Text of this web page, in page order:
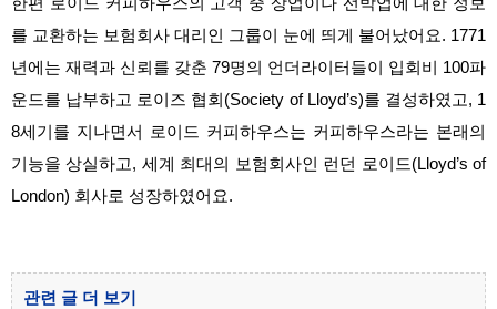
한편 로이드 커피하우스의 고객 중 상업이나 선박업에 대한 정보
를 교환하는 보험회사 대리인 그룹이 눈에 띄게 불어났어요. 1771
년에는 재력과 신뢰를 갖춘 79명의 언더라이터들이 입회비 100파
운드를 납부하고 로이즈 협회(Society of Lloyd’s)를 결성하였고, 1
8세기를 지나면서 로이드 커피하우스는 커피하우스라는 본래의
기능을 상실하고, 세계 최대의 보험회사인 런던 로이드(Lloyd’s of
London) 회사로 성장하였어요.
관련 글 더 보기